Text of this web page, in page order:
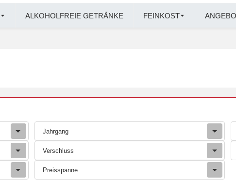
ALKOHOLFREIE GETRÄNKE FEINKOST
Jahrgang
Verschluss
Preisspanne